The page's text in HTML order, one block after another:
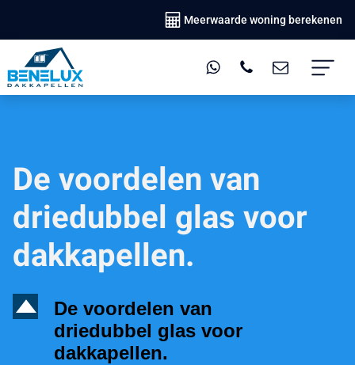
Meerwaarde woning berekenen
De voordelen van
driedubbel glas voor
dakkapellen.
D
De voordelen van
driedubbel glas voor
dakkapellen.